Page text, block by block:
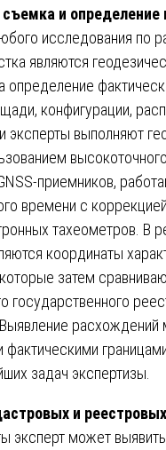
съемка и определение
исследования по
являются
определение
конфигурации,
эксперты выполняют
приемников,
времени с
тахеометров. В
координаты
затем
государственного
задач экспертизы.
и
эксперт может